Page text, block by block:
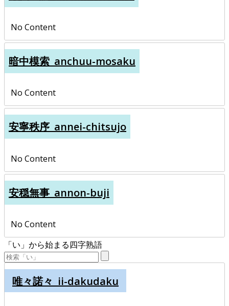
No Content
暗中模索_anchuu-mosaku
No Content
安寧秩序_annei-chitsujo
No Content
安穏無事_annon-buji
No Content
「い」から始まる四字熟語
唯々諾々_ii-dakudaku